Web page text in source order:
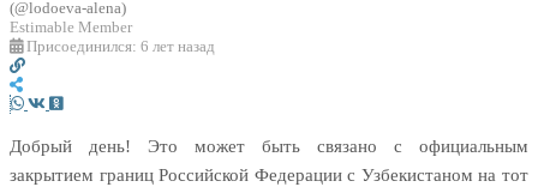
(@lodoeva-alena)
Estimable Member
Присоединился: 6 лет назад
Добрый день! Это может быть связано с официальным
закрытием границ Российской Федерации с Узбекистаном на тот